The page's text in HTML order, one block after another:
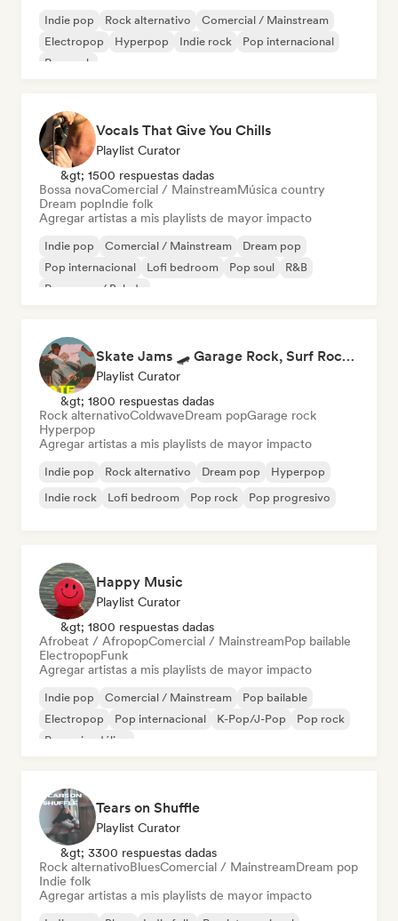
Indie pop Rock alternativo
Comercial / Mainstream
Electropop
Hyperpop Indie rock
Pop internacional
Pop rock
Vocals That Give You Chills
Playlist Curator
&gt; 1500 respuestas dadas
Bossa novaComercial / MainstreamMúsica country
Dream popIndie folk
Agregar artistas a mis playlists de mayor impacto
Indie pop Comercial / Mainstream
Dream pop
Pop internacional
Lofi bedroom Pop soul
R&B
Pop suave / Balada
Skate Jams 🛹 Garage Rock, Surf Rock & Neo-Psych
Playlist Curator
&gt; 1800 respuestas dadas
Rock alternativoColdwaveDream popGarage rock
Hyperpop
Agregar artistas a mis playlists de mayor impacto
Indie pop Rock alternativo Dream pop
Hyperpop
Indie rock
Lofi bedroom Pop rock Pop progresivo
Happy Music
Playlist Curator
&gt; 1800 respuestas dadas
Afrobeat / AfropopComercial / MainstreamPop bailable
ElectropopFunk
Agregar artistas a mis playlists de mayor impacto
Indie pop Comercial / Mainstream
Pop bailable
Electropop
Pop internacional K-Pop/J-Pop
Pop rock
Pop psicodélico
Tears on Shuffle
Playlist Curator
&gt; 3300 respuestas dadas
Rock alternativoBluesComercial / MainstreamDream pop
Indie folk
Agregar artistas a mis playlists de mayor impacto